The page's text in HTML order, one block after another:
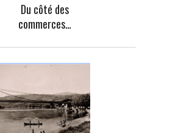
Du côté des
commerces…